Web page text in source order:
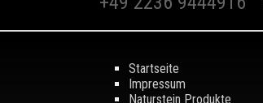
Startseite
Impressum
Naturstein Produkte